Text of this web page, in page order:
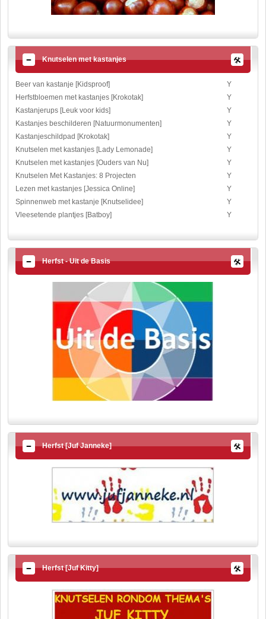
Knutselen met kastanjes
Beer van kastanje [Kidsproof]
Y
Herfstbloemen met kastanjes [Krokotak]
Y
Kastanjerups [Leuk voor kids]
Y
Kastanjes beschilderen [Natuurmonumenten]
Y
Kastanjeschildpad [Krokotak]
Y
Knutselen met kastanjes [Lady Lemonade]
Y
Knutselen met kastanjes [Ouders van Nu]
Y
Knutselen Met Kastanjes: 8 Projecten
Y
Lezen met kastanjes [Jessica Online]
Y
Spinnenweb met kastanje [Knutselidee]
Y
Vleesetende plantjes [Batboy]
Y
Herfst - Uit de Basis
Herfst [Juf Janneke]
Herfst [Juf Kitty]